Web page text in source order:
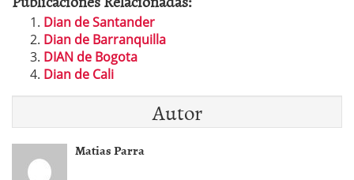
Dian de Santander
Dian de Barranquilla
DIAN de Bogota
Dian de Cali
Autor
Matias Parra